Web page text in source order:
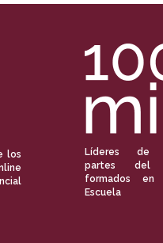
los
Líderes de
partes del
formados en
Escuela